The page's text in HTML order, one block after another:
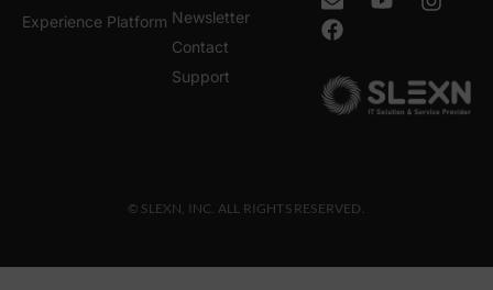
Experience Platform Newsletter
Contact
Support
© SLEXN, INC. ALL RIGHTS RESERVED.